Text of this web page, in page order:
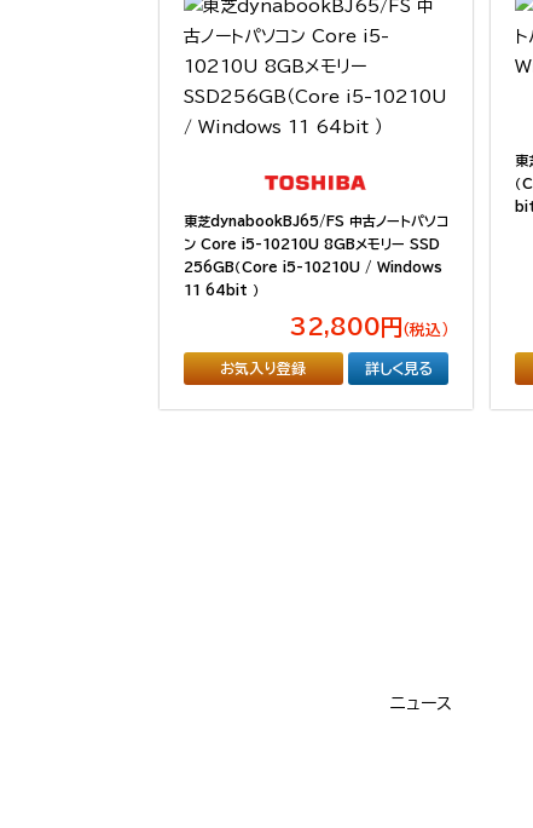
東芝dynabookBJ65/FS 中古ノートパソコ
ン Core i5-10210U 8GBメモリー SSD
256GB（Core i5-10210U / Windows
11 64bit ）
32,800円 （税込）
お気入り登録 詳しく見る
東
bit
ニュース